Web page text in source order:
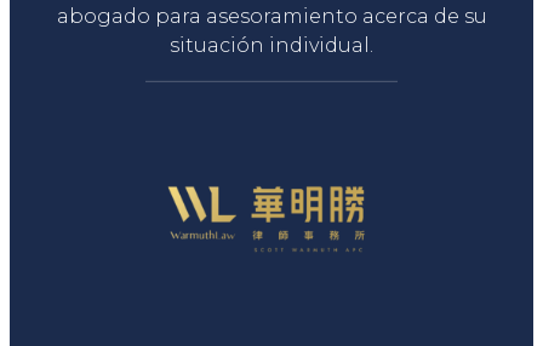
abogado para asesoramiento acerca de su
situación individual.